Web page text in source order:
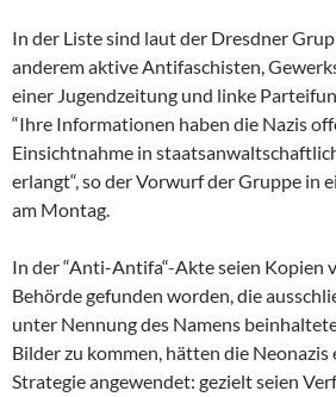
In der Liste sind laut der Dresdner
anderem aktive Antifaschisten,
einer Jugendzeitung und linke
“Ihre Informationen haben die Nazis
Einsichtnahme in
erlangt“, so der Vorwurf der Gruppe in
am Montag.
In der “Anti-Antifa“-Akte seien Kopien
Behörde gefunden worden, die
unter Nennung des Namens
Bilder zu kommen, hätten die Neonazis
Strategie angewendet: gezielt seien